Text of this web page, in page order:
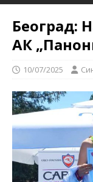
Београд:
АК
10/07/2025